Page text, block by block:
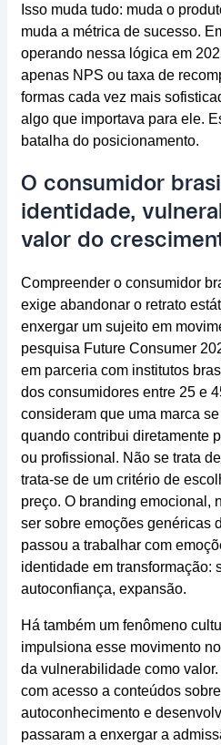
Isso muda tudo: muda o
muda a métrica de sucesso.
operando nessa lógica em
apenas NPS ou taxa de
formas cada vez mais
algo que importava para ele.
batalha do posicionamento.
O consumidor
identidade,
valor do
Compreender o consumidor
exige abandonar o retrato
enxergar um sujeito em
pesquisa Future Consumer
em parceria com institutos
dos consumidores entre 25 e
consideram que uma marca
quando contribui diretamente
ou profissional. Não se trata
trata-se de um critério de
preço. O branding emocional,
ser sobre emoções genéricas
passou a trabalhar com
identidade em transformação:
autoconfiança, expansão.
Há também um fenômeno
impulsiona esse movimento
da vulnerabilidade como
com acesso a conteúdos
autoconhecimento e
passaram a enxergar a